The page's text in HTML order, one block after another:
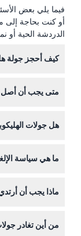
فيما يلي بعض
أو كنت بحاجة إلى
الدردشة الحية أو
كيف أحجز جولة
على هذا الموقع
متى يجب أن أصل
من موعد رحلتك
هل جولات
نشاطًا عائليًا.
ما هي سياسة
100٪ من الحجز.
ماذا يجب أن
هويتك وتأكيد
من أين تغادر